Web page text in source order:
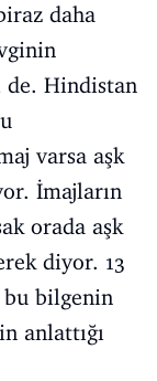
daha
de. Hindistan
varsa aşk
İmajların
orada aşk
diyor. 13
bu bilgenin
anlattığı